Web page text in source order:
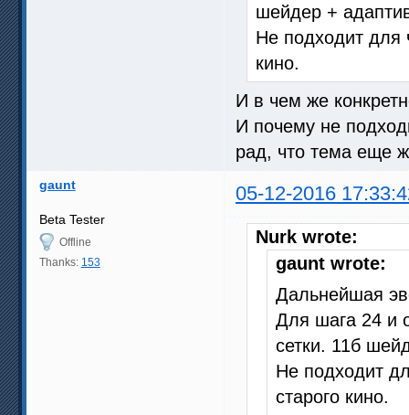
шейдер +
Не подходит для
кино.
И в чем же
И почему не
рад, что тема еще
gaunt 05-12-2016
Beta Tester
Offline
Thanks: 153
Nurk wrote:
gaunt wrote:
Дальнейшая
Для шага 24 и
сетки. 11б
Не подходит
старого кино.